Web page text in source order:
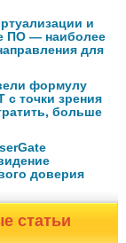
и
ПО — наиболее
для
формулу
с точки зрения
больше
доверия
статьи